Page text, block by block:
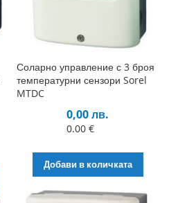
Соларно управление с 3 броя
температурни сензори Sorel
MTDC
0,00 лв.
0.00 €
Добави в количката